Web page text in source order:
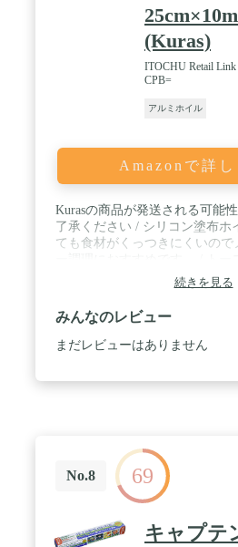
(Kuras)
ITOCHU Retail
CPB=
アルミホイル
Amazonで詳し
Kurasの商品が発送される可能
了承ください / シリコン塗布ホ
ても食材がくっつきにくいので
ートでの調理、ホイル焼きやピ
もお使いいただけます。 / 幅
アルミニウム箔、シリコーン
ト(幅25cm×長さ10m ×4本) / 原
ランド
続きを見る
みんなのレビュー
まだレビューはありません
No.8 69
キャプテ